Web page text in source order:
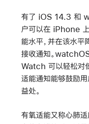
有了 iOS 14.3 和
户可以在 iPhone
能水平，并在该水
接收通知。
Watch 可以轻松对
适能通知能够鼓励用
益处。
有氧适能又称心肺